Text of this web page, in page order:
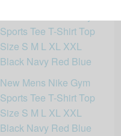
New Mens Nike Gym
Sports Tee T-Shirt Top
Size S M L XL XXL
Black Navy Red Blue